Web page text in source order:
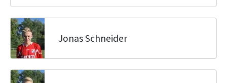
Jonas Schneider